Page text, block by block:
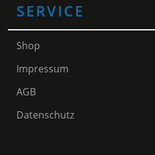
SERVICE
Shop
Impressum
AGB
Datenschutz